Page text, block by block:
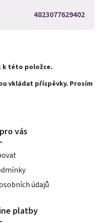
4823077629402
k této položce.
vkládat příspěvky. Prosím
vás
údajů
platby